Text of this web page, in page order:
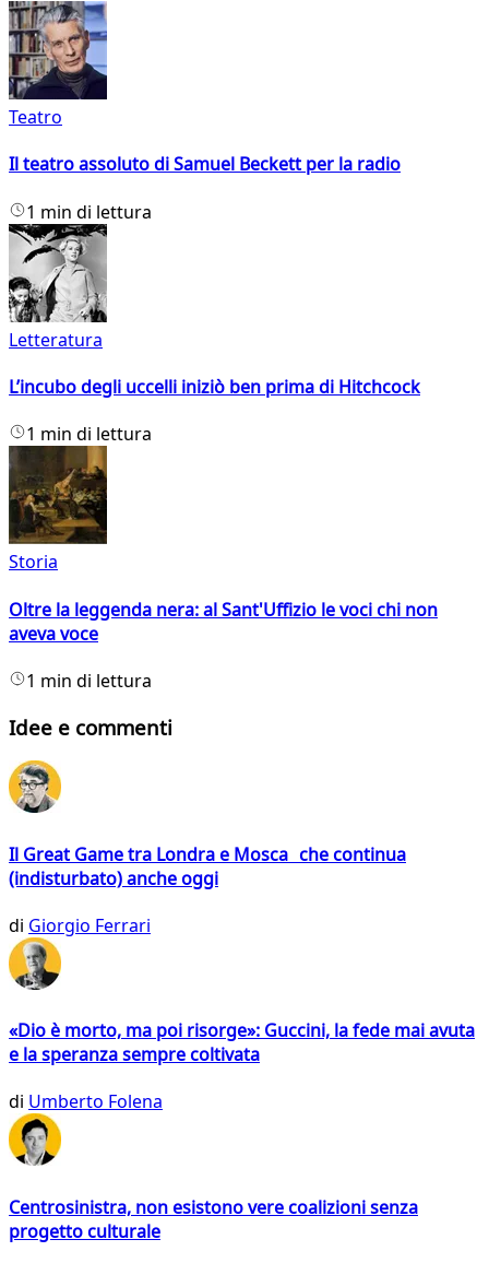
Teatro
Il teatro assoluto di Samuel Beckett per la radio
1 min di lettura
Letteratura
L’incubo degli uccelli iniziò ben prima di Hitchcock
1 min di lettura
Storia
Oltre la leggenda nera: al Sant'Uffizio le voci chi non
aveva voce
1 min di lettura
Idee e commenti
Il Great Game tra Londra e Mosca che continua
(indisturbato) anche oggi
di Giorgio Ferrari
«Dio è morto, ma poi risorge»: Guccini, la fede mai avuta
e la speranza sempre coltivata
di Umberto Folena
Centrosinistra, non esistono vere coalizioni senza
progetto culturale